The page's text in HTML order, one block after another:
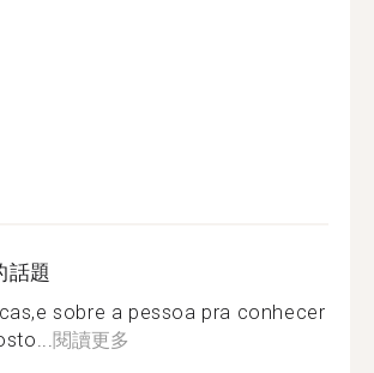
話題
sobre a pessoa pra conhecer
閱讀更多